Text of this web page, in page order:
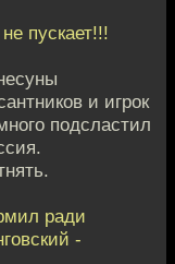
пускает!!!
и игрок
подсластил
ради
-